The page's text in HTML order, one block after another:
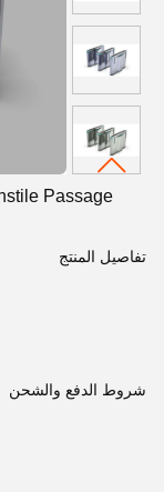
تفاصيل المنتج
شروط الدفع والشحن